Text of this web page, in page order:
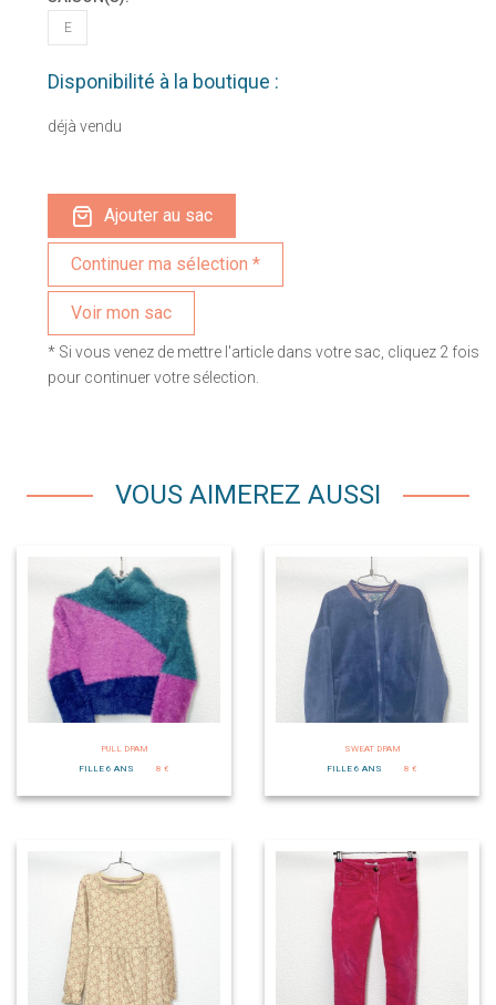
E
Disponibilité à la boutique :
déjà vendu
Ajouter au sac
Voir mon sac
* Si vous venez de mettre l'article dans votre sac, cliquez 2 fois
pour continuer votre sélection.
VOUS AIMEREZ AUSSI
PULL DPAM
FILLE 6 ANS
8 €
SWEAT DPAM
FILLE 6 ANS
8 €